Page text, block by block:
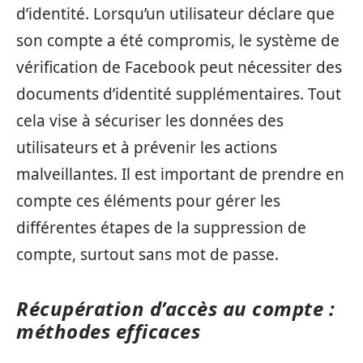
d’identité. Lorsqu’un utilisateur déclare que
son compte a été compromis, le système de
vérification de Facebook peut nécessiter des
documents d’identité supplémentaires. Tout
cela vise à sécuriser les données des
utilisateurs et à prévenir les actions
malveillantes. Il est important de prendre en
compte ces éléments pour gérer les
différentes étapes de la suppression de
compte, surtout sans mot de passe.
Récupération d’accès au compte :
méthodes efficaces